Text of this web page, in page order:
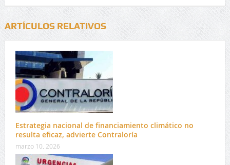
ARTÍCULOS RELATIVOS
Estrategia nacional de financiamiento climático no
resulta eficaz, advierte Contraloría
marzo 10, 2026